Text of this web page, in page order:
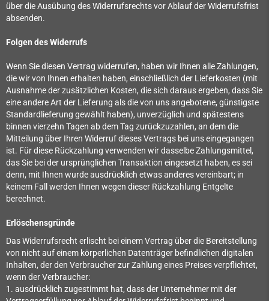
über die Ausübung des Widerrufsrechts vor Ablauf der Widerrufsfrist
absenden.
Folgen des Widerrufs
Wenn Sie diesen Vertrag widerrufen, haben wir Ihnen alle Zahlungen,
die wir von Ihnen erhalten haben, einschließlich der Lieferkosten (mit
Ausnahme der zusätzlichen Kosten, die sich daraus ergeben, dass Sie
eine andere Art der Lieferung als die von uns angebotene, günstigste
Standardlieferung gewählt haben), unverzüglich und spätestens
binnen vierzehn Tagen ab dem Tag zurückzuzahlen, an dem die
Mitteilung über Ihren Widerruf dieses Vertrags bei uns eingegangen
ist. Für diese Rückzahlung verwenden wir dasselbe Zahlungsmittel,
das Sie bei der ursprünglichen Transaktion eingesetzt haben, es sei
denn, mit Ihnen wurde ausdrücklich etwas anderes vereinbart; in
keinem Fall werden Ihnen wegen dieser Rückzahlung Entgelte
berechnet.
Erlöschensgründe
Das Widerrufsrecht erlischt bei einem Vertrag über die Bereitstellung
von nicht auf einem körperlichen Datenträger befindlichen digitalen
Inhalten, der den Verbraucher zur Zahlung eines Preises verpflichtet,
wenn der Verbraucher:
1. ausdrücklich zugestimmt hat, dass der Unternehmer mit der